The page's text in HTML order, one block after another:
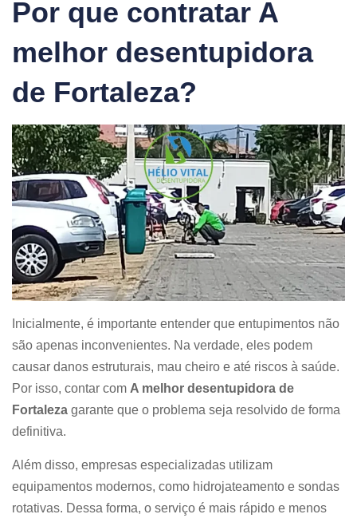
Por que contratar A
melhor desentupidora
de Fortaleza?
Inicialmente, é importante entender que entupimentos não
são apenas inconvenientes. Na verdade, eles podem
causar danos estruturais, mau cheiro e até riscos à saúde.
Por isso, contar com A melhor desentupidora de
Fortaleza garante que o problema seja resolvido de forma
definitiva.
Além disso, empresas especializadas utilizam
equipamentos modernos, como hidrojateamento e sondas
rotativas. Dessa forma, o serviço é mais rápido e menos